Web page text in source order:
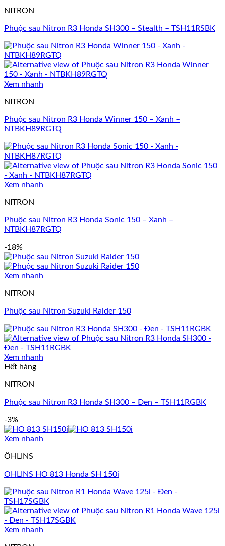
NITRON
Phuộc sau Nitron R3 Honda SH300 – Stealth – TSH11RSBK
Xem nhanh
NITRON
Phuộc sau Nitron R3 Honda Winner 150 – Xanh –
NTBKH89RGTQ
Xem nhanh
NITRON
Phuộc sau Nitron R3 Honda Sonic 150 – Xanh –
NTBKH87RGTQ
-18%
Xem nhanh
NITRON
Phuộc sau Nitron Suzuki Raider 150
Xem nhanh
Hết hàng
NITRON
Phuộc sau Nitron R3 Honda SH300 – Đen – TSH11RGBK
-3%
Xem nhanh
ÖHLINS
OHLINS HO 813 Honda SH 150i
Xem nhanh